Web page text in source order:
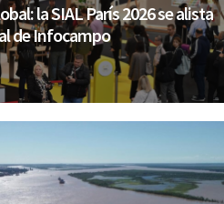
la SIAL París 2026 se alista
de Infocampo